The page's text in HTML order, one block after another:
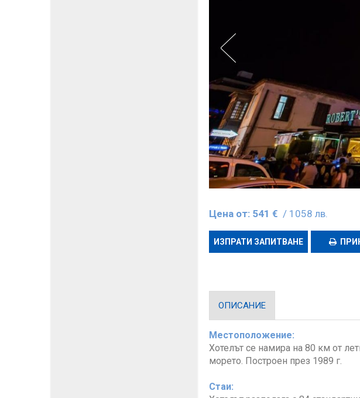
Цена от: 541 € / 1058 лв.
ИЗПРАТИ ЗАПИТВАНЕ
ОПИСАНИЕ
Местоположение:
Хотелът се намира на 80 км от
морето. Построен през 1989 г.
Стаи: